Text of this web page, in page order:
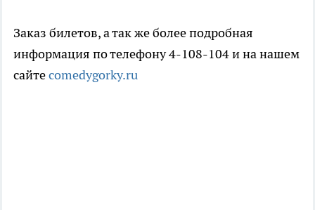
Заказ билетов, а так же более подробная
информация по телефону 4-108-104 и на нашем
сайтеcomedygorky.ru